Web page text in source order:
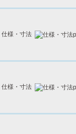
仕様・寸法
仕様・寸法